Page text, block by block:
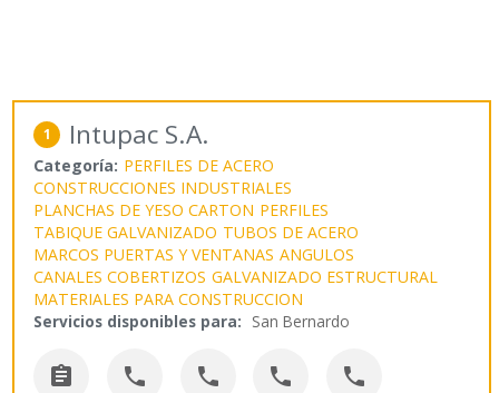
1 Intupac S.A.
Categoría: PERFILES DE ACERO
CONSTRUCCIONES INDUSTRIALES
PLANCHAS DE YESO CARTON PERFILES
TABIQUE GALVANIZADO TUBOS DE ACERO
MARCOS PUERTAS Y VENTANAS ANGULOS
CANALES COBERTIZOS GALVANIZADO ESTRUCTURAL
MATERIALES PARA CONSTRUCCION
Servicios disponibles para: San Bernardo
    